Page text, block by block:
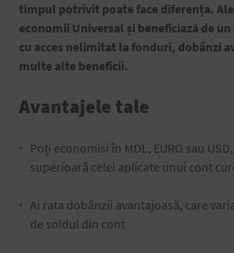
timpul potrivit poate face diferența.
economii Universal și beneficiază de
cu acces nelimitat la fonduri, dobânzi
multe alte beneficii.
Avantajele tale
Poți economisi în MDL, EURO sau
superioară celei aplicate unui cont
Ai rata dobânzii avantajoasă, care
de soldul din cont